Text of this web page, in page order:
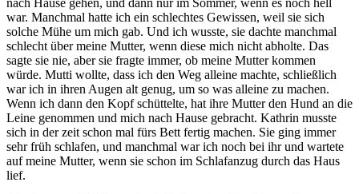
war. Manchmal hatte ich ein schlechtes Gewissen, weil sie sich
solche Mühe um mich gab. Und ich wusste, sie dachte manchmal
schlecht über meine Mutter, wenn diese mich nicht abholte. Das
sagte sie nie, aber sie fragte immer, ob meine Mutter kommen
würde. Mutti wollte, dass ich den Weg alleine machte, schließlich
war ich in ihren Augen alt genug, um so was alleine zu machen.
Wenn ich dann den Kopf schüttelte, hat ihre Mutter den Hund an die
Leine genommen und mich nach Hause gebracht. Kathrin musste
sich in der zeit schon mal fürs Bett fertig machen. Sie ging immer
sehr früh schlafen, und manchmal war ich noch bei ihr und wartete
auf meine Mutter, wenn sie schon im Schlafanzug durch das Haus
lief.